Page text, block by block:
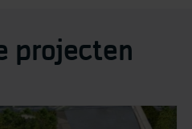
projecten